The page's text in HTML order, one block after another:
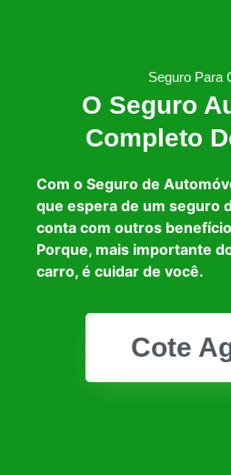
Seguro Para
O Seguro
Completo
Com o Seguro de
que espera de um seguro
conta com outros
Porque, mais importante
carro, é cuidar de você.
Cote